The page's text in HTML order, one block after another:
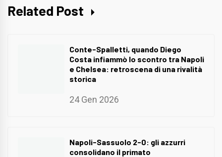
Related Post
Conte-Spalletti, quando Diego
Costa infiammò lo scontro tra Napoli
e Chelsea: retroscena di una rivalità
storica
24 Gen 2026
Napoli-Sassuolo 2-0: gli azzurri
consolidano il primato